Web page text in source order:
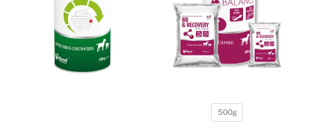
Pojemność
500g